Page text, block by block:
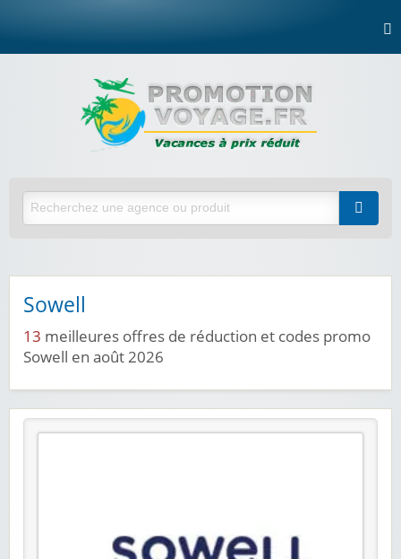
Sowell
13 meilleures offres de réduction et codes promo
Sowell en août 2026